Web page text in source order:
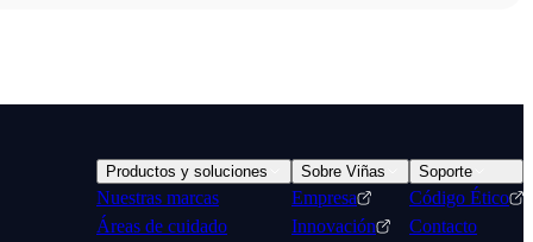
Productos y soluciones
Nuestras marcas
Áreas de cuidado
Sobre Viñas
Empresa
Innovación
Soporte
Código Ético
Contacto